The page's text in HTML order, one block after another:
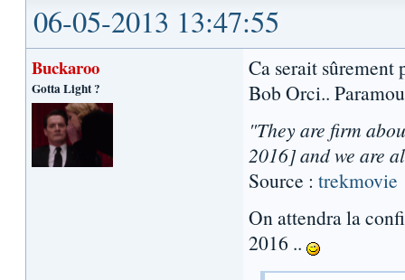
06-05-2013 13:47:55
Buckaroo
Gotta Light ?
Ca serait
Bob Orci..
"They are firm
2016] and we are
Source : trekmovie
On attendra la
2016 ..